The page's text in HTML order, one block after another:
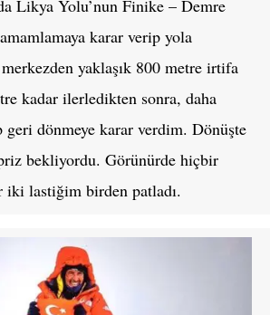
Likya Yolu’nun Finike – Demre
karar verip yola
yaklaşık 800 metre irtifa
kadar ilerledikten sonra, daha
geri dönmeye karar verdim. Dönüşte
bekliyordu. Görünürde hiçbir
iki lastiğim birden patladı.